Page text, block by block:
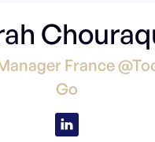
France
Go